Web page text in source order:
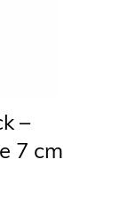
–
7 cm